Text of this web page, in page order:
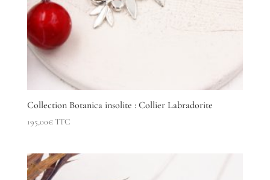
Collection Botanica insolite : Collier Labradorite
195,00€TTC